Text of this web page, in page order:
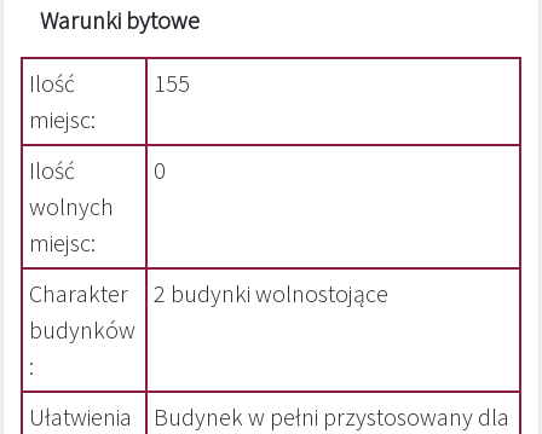
Warunki bytowe
Ilość
miejsc:
155
Ilość
wolnych
miejsc:
0
Charakter
budynków
:
2 budynki wolnostojące
Ułatwienia
Budynek w pełni przystosowany dla